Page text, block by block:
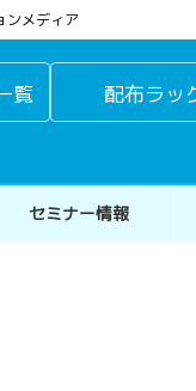
ンメディア
覧 配布ラッ
セミナー情報